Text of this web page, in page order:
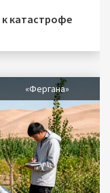
к катастрофе
«Фергана»